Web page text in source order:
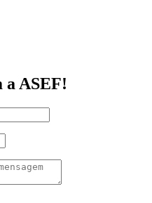
a ASEF!